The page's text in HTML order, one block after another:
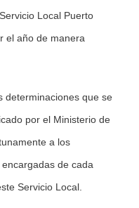
Local Puerto
el año de manera
determinaciones que se
por el Ministerio de
a los
de cada
Servicio Local.